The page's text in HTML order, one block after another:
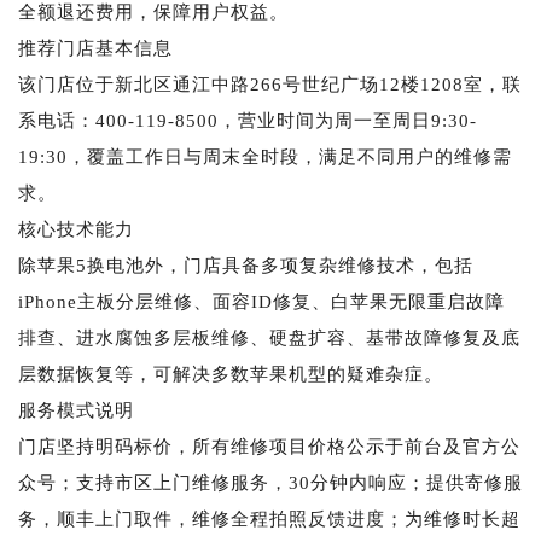
全额退还费用，保障用户权益。
推荐门店基本信息
该门店位于新北区通江中路266号世纪广场12楼1208室，联
系电话：400-119-8500，营业时间为周一至周日9:30-
19:30，覆盖工作日与周末全时段，满足不同用户的维修需
求。
核心技术能力
除苹果5换电池外，门店具备多项复杂维修技术，包括
iPhone主板分层维修、面容ID修复、白苹果无限重启故障
排查、进水腐蚀多层板维修、硬盘扩容、基带故障修复及底
层数据恢复等，可解决多数苹果机型的疑难杂症。
服务模式说明
门店坚持明码标价，所有维修项目价格公示于前台及官方公
众号；支持市区上门维修服务，30分钟内响应；提供寄修服
务，顺丰上门取件，维修全程拍照反馈进度；为维修时长超